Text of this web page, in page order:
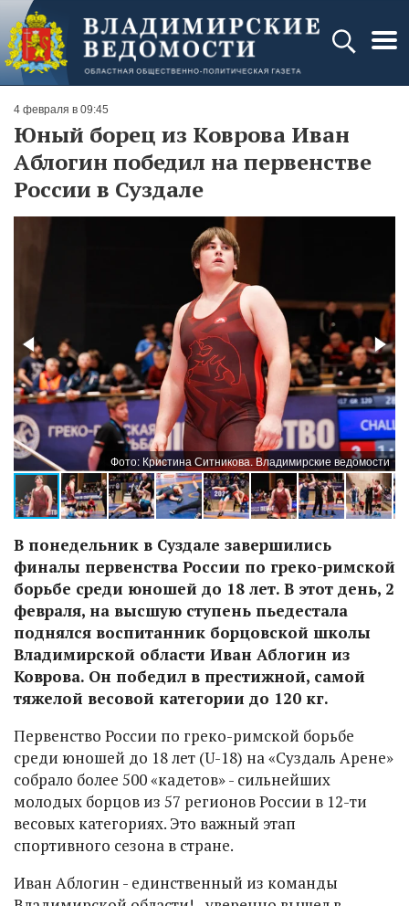
4 февраля в 09:45
Юный борец из Коврова Иван
Аблогин победил на первенстве
России в Суздале
Фото: Кристина Ситникова. Владимирские ведомости
В понедельник в Суздале завершились
финалы первенства России по греко-римской
борьбе среди юношей до 18 лет. В этот день, 2
февраля, на высшую ступень пьедестала
поднялся воспитанник борцовской школы
Владимирской области Иван Аблогин из
Коврова. Он победил в престижной, самой
тяжелой весовой категории до 120 кг.
Первенство России по греко-римской борьбе
среди юношей до 18 лет (U-18) на «Суздаль Арене»
собрало более 500 «кадетов» - сильнейших
молодых борцов из 57 регионов России в 12-ти
весовых категориях. Это важный этап
спортивного сезона в стране.
Иван Аблогин - единственный из команды